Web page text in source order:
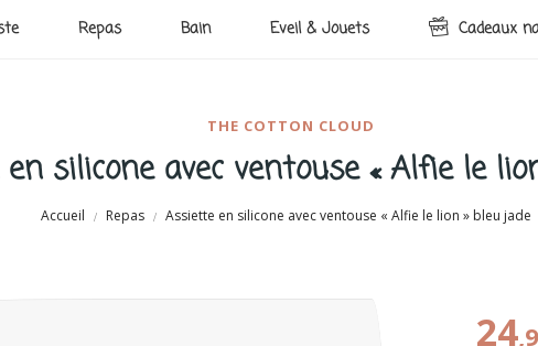
Repas Bain Eveil & Jouets Cadeaux
THE COTTON CLOUD
silicone avec ventouse « Alfie le
Accueil Repas Assiette en silicone avec ventouse « Alfie le lion » bleu jade
24